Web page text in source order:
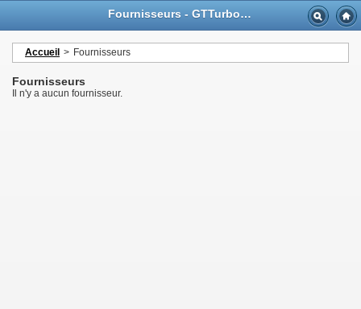
Fournisseurs - GTTurbo-online
Accueil > Fournisseurs
Fournisseurs
Il n'y a aucun fournisseur.